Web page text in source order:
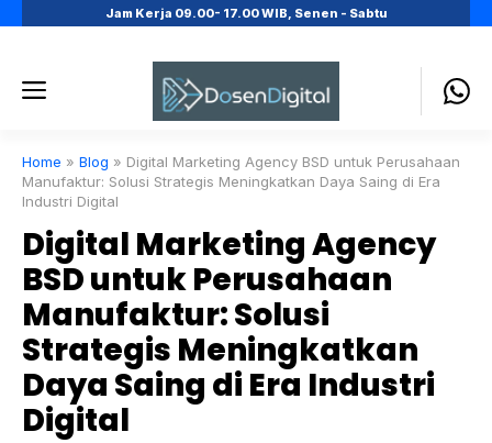
Jam Kerja 09.00- 17.00 WIB, Senen - Sabtu
Menu
Home » Blog » Digital Marketing Agency BSD untuk Perusahaan
Manufaktur: Solusi Strategis Meningkatkan Daya Saing di Era
Industri Digital
Digital Marketing Agency
BSD untuk Perusahaan
Manufaktur: Solusi
Strategis Meningkatkan
Daya Saing di Era Industri
Digital